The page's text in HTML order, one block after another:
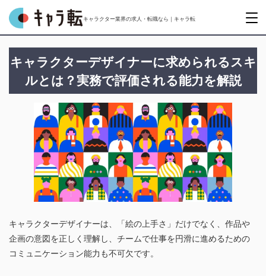
キャラクター業界の求人・転職なら｜キャラ転
キャラクターデザイナーに求められるスキ
ルとは？実務で評価される能力を解説
キャラクターデザイナーは、「絵の上手さ」だけでなく、作品や
企画の意図を正しく理解し、チームで仕事を円滑に進めるための
コミュニケーション能力も不可欠です。